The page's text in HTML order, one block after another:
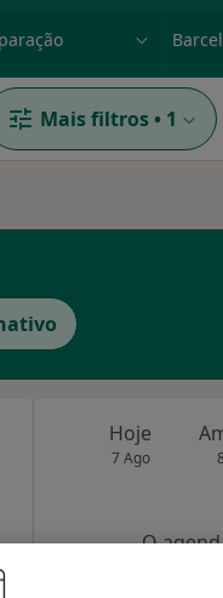
Mais filtros • 1
Hoje
7 Ago
O